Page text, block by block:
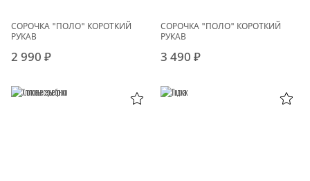
СОРОЧКА "ПОЛО" КОРОТКИЙ
РУКАВ
2 990 ₽
СОРОЧКА "ПОЛО" КОРОТКИЙ
РУКАВ
3 490 ₽